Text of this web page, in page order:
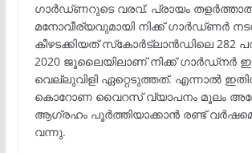
ഗാർഡ്ണറുടെ വരവ്. പ്രായം
മനോവീര്യവുമായി നിക്ക് ഗാർഡ്ണര്‍
കീഴടക്കിയത് സ്‌കോർട്‌ലാൻഡിലെ 282
2020 ജൂലൈയിലാണ് നിക്ക് ഗാർഡ്നർ
വെല്ലുവിളി ഏറ്റെടുത്തത്. എന്നാല്‍
കൊറോണ വൈറസ് വ്യാപനം മൂലം
ആഗ്രഹം പൂര്‍ത്തിയാക്കാന്‍ രണ്ട്
വന്നു.